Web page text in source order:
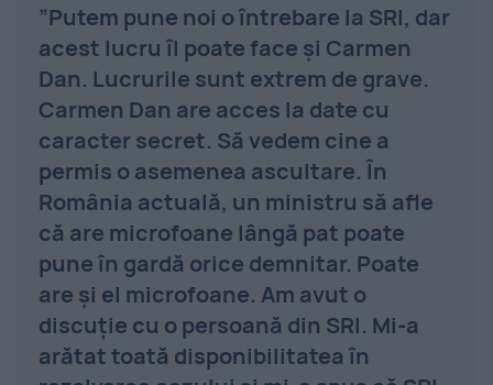
”Putem pune noi o întrebare la SRI, dar
acest lucru îl poate face şi Carmen
Dan. Lucrurile sunt extrem de grave.
Carmen Dan are acces la date cu
caracter secret. Să vedem cine a
permis o asemenea ascultare. În
România actuală, un ministru să afle
că are microfoane lângă pat poate
pune în gardă orice demnitar. Poate
are şi el microfoane. Am avut o
discuţie cu o persoană din SRI. Mi-a
arătat toată disponibilitatea în